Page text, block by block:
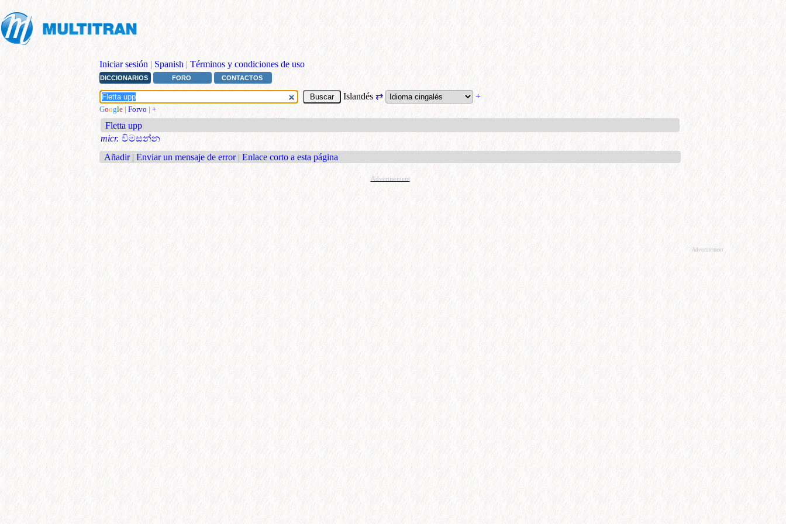
Iniciar sesión | Spanish | Términos y condiciones de uso
DICCIONARIOS FORO CONTACTOS
Islandés ⇄ +
Google | Forvo | +
Fletta upp
micr. විමසන්න
Añadir | Enviar un mensaje de error | Enlace corto a esta página
Advertisement
Advertisement